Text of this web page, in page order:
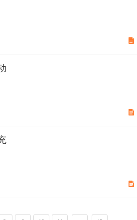


